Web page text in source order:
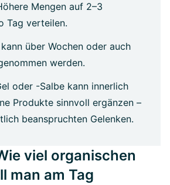
Mengen auf 2–3
Tag verteilen.
über Wochen oder auch
werden.
oder -Salbe kann innerlich
Produkte sinnvoll ergänzen –
beanspruchten Gelenken.
viel organischen
man am Tag